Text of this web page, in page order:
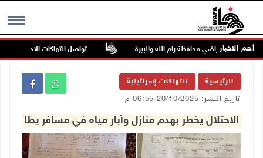
MENU أهم الاخبار تواصل انتهاكات الاحتلال
الرئيسية انتهاكات إسرائيلية
تاريخ النشر: 20/10/2025 06:55 م
الاحتلال يخطر بهدم منازل وآبار مياه في مسافر يطا